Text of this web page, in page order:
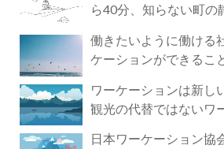
ら40分、知らない町の
働きたいように働ける
ケーションができるこ
ワーケーションは新し
観光の代替ではないワ
日本ワーケーション協